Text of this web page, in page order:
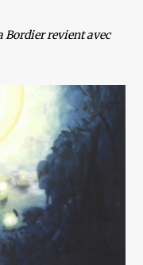
Bordier revient avec